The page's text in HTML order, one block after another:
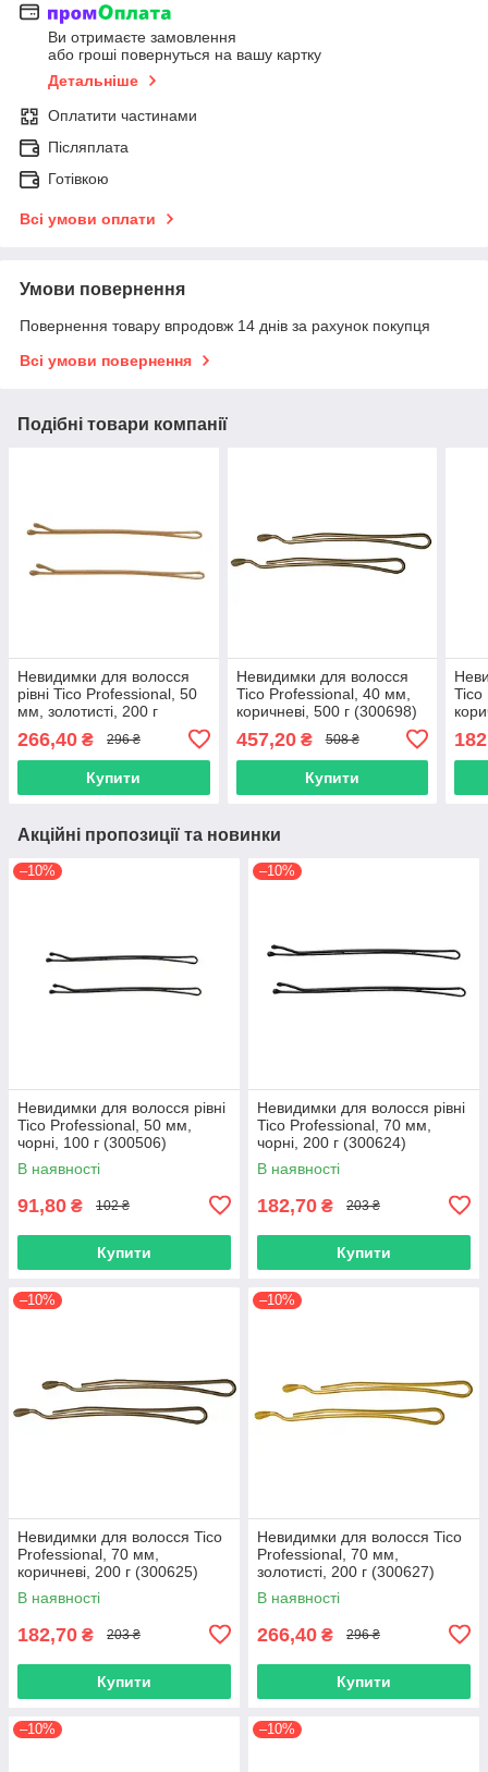
Ви отримаєте замовлення
або гроші повернуться на вашу картку
Детальніше
Оплатити частинами
Післяплата
Готівкою
Всі умови оплати
Умови повернення
Повернення товару впродовж 14 днів за рахунок покупця
Всі умови повернення
Подібні товари компанії
Невидимки для волосся
рівні Tico Professional, 50
мм, золотисті, 200 г
266,40 ₴ 296 ₴
Купити
Невидимки для волосся
Tico Professional, 40 мм,
коричневі, 500 г (300698)
457,20₴ 508 ₴
Купити
Tico
Акційні пропозиції та новинки
–10%
Невидимки для волосся рівні
Tico Professional, 50 мм,
чорні, 100 г (300506)
В наявності
91,80 ₴ 102 ₴
Купити
–10%
Невидимки для волосся рівні
Tico Professional, 70 мм,
чорні, 200 г (300624)
В наявності
182,70 ₴ 203 ₴
Купити
–10%
Невидимки для волосся Tico
Professional, 70 мм,
коричневі, 200 г (300625)
В наявності
182,70 ₴ 203 ₴
Купити
–10%
Невидимки для волосся Tico
Professional, 70 мм,
золотисті, 200 г (300627)
В наявності
266,40 ₴ 296 ₴
Купити
–10% –10%